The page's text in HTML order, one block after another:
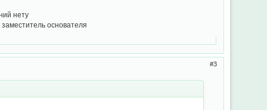
нету
основателя
3